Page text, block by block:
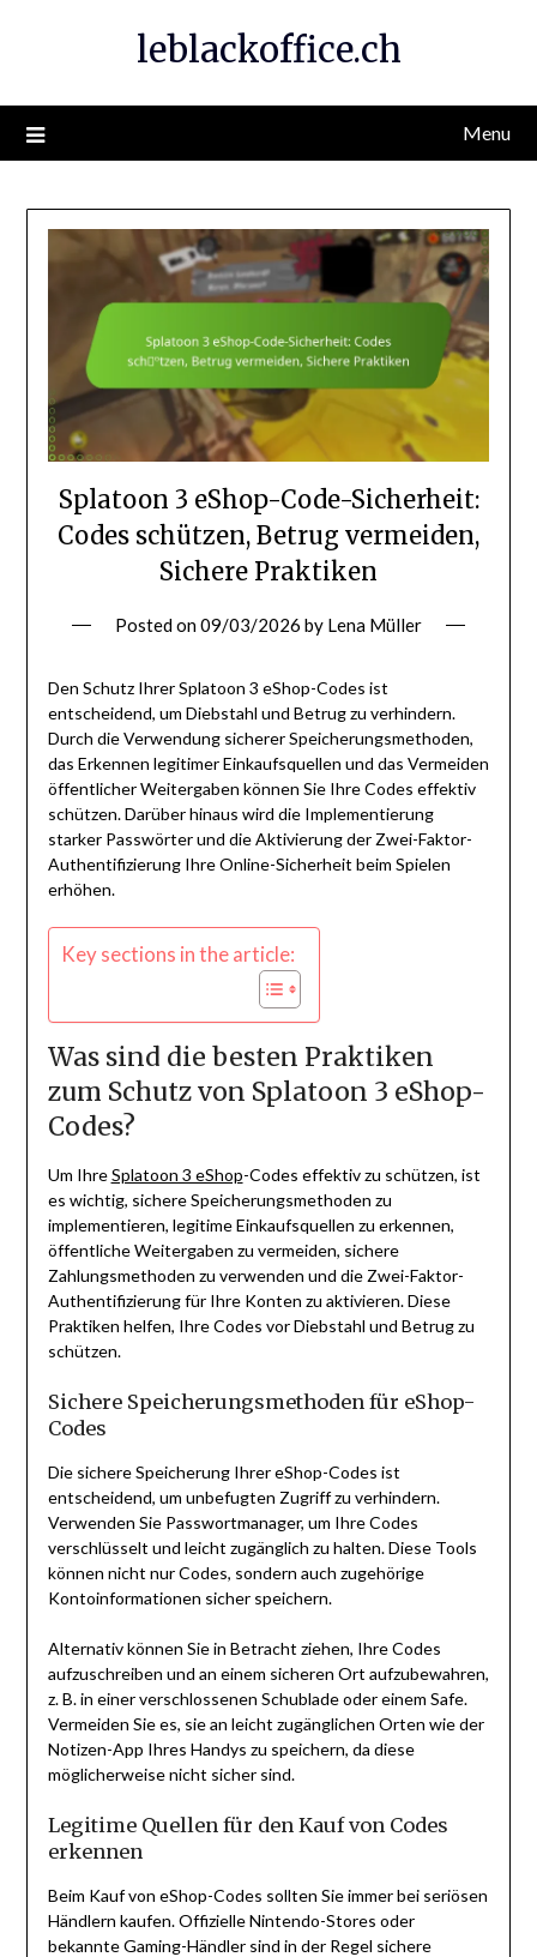
leblackoffice.ch
Menu
Splatoon 3 eShop-Code-Sicherheit:
Codes schützen, Betrug vermeiden,
Sichere Praktiken
Posted on09/03/2026 by Lena Müller
Den Schutz Ihrer Splatoon 3 eShop-Codes ist
entscheidend, um Diebstahl und Betrug zu verhindern.
Durch die Verwendung sicherer Speicherungsmethoden,
das Erkennen legitimer Einkaufsquellen und das Vermeiden
öffentlicher Weitergaben können Sie Ihre Codes effektiv
schützen. Darüber hinaus wird die Implementierung
starker Passwörter und die Aktivierung der Zwei-Faktor-
Authentifizierung Ihre Online-Sicherheit beim Spielen
erhöhen.
Key sections in the article:
Was sind die besten Praktiken
zum Schutz von Splatoon 3 eShop-
Codes?
Um IhreSplatoon 3 eShop-Codes effektiv zu schützen, ist
es wichtig, sichere Speicherungsmethoden zu
implementieren, legitime Einkaufsquellen zu erkennen,
öffentliche Weitergaben zu vermeiden, sichere
Zahlungsmethoden zu verwenden und die Zwei-Faktor-
Authentifizierung für Ihre Konten zu aktivieren. Diese
Praktiken helfen, Ihre Codes vor Diebstahl und Betrug zu
schützen.
Sichere Speicherungsmethoden für eShop-
Codes
Die sichere Speicherung Ihrer eShop-Codes ist
entscheidend, um unbefugten Zugriff zu verhindern.
Verwenden Sie Passwortmanager, um Ihre Codes
verschlüsselt und leicht zugänglich zu halten. Diese Tools
können nicht nur Codes, sondern auch zugehörige
Kontoinformationen sicher speichern.
Alternativ können Sie in Betracht ziehen, Ihre Codes
aufzuschreiben und an einem sicheren Ort aufzubewahren,
z. B. in einer verschlossenen Schublade oder einem Safe.
Vermeiden Sie es, sie an leicht zugänglichen Orten wie der
Notizen-App Ihres Handys zu speichern, da diese
möglicherweise nicht sicher sind.
Legitime Quellen für den Kauf von Codes
erkennen
Beim Kauf von eShop-Codes sollten Sie immer bei seriösen
Händlern kaufen. Offizielle Nintendo-Stores oder
bekannte Gaming-Händler sind in der Regel sichere